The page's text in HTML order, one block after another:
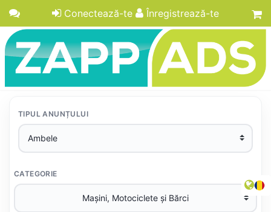
Conectează-te Înregistrează-te
TIPUL ANUNȚULUI
CATEGORIE